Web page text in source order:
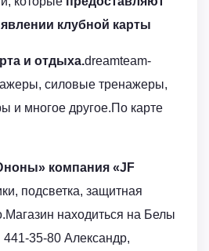
клубной карты
и отдыха.dreamteam-
силовые тренажеры,
и многое другое.По карте
компания «JF
подсветка, защитная
находиться на Белы
35-80 Александр,